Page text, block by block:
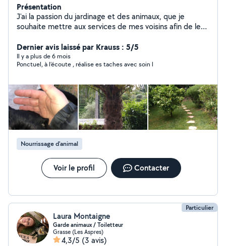
Présentation
J'ai la passion du jardinage et des animaux, que je
souhaite mettre aux services de mes voisins afin de les
Dernier avis laissé par Krauss : 5/5
Il y a plus de 6 mois
Ponctuel, à l’écoute , réalise es taches avec soin l
Nourrissage d'animal
Voir le profil Contacter
Particulier
Laura Montaigne
Garde animaux / Toiletteur
Grasse (Les Aspres)
4,3/5 (3 avis)